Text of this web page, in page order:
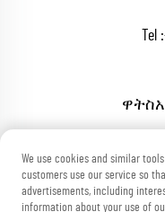
Tel :
We use cookies and similar
customers use our service so
advertisements, including
information about your use of